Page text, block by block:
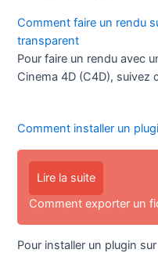
Comment faire un rendu
transparent
Pour faire un rendu avec
Cinema 4D (C4D), suivez
Comment installer un
Lire la suite
Comment exporter un
Pour installer un plugin